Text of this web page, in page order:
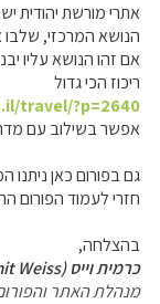
אתרי מורשת יהודית
הנושא המרכזי, שלבו
אם זהו הנושא עליו
ריכוז הכי גדול
travel/?p=2640
אפשר בשילוב עם
גם בפורום כאן ניתנו
חזרי לעמוד הפורום
בהצלחה,
כרמית וייס (Carmit Weiss)
מנהלת האתר